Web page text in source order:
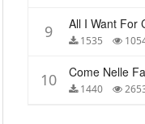
9 1535
10 1440